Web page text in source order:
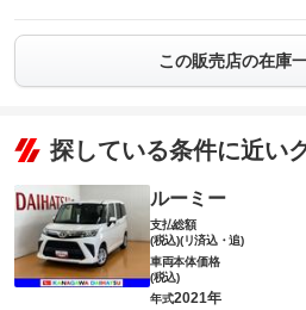
この販売店の在庫
探している条件に近い
ルーミー
支払総額
(税込)(リ済込・追)
車両本体価格
(税込)
年式2021年